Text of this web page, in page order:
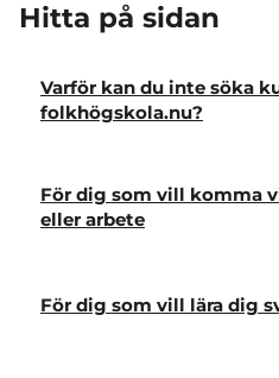
Hitta på sidan
Varför kan du inte söka
folkhögskola.nu?
För dig som vill komma
eller arbete
För dig som vill lära dig